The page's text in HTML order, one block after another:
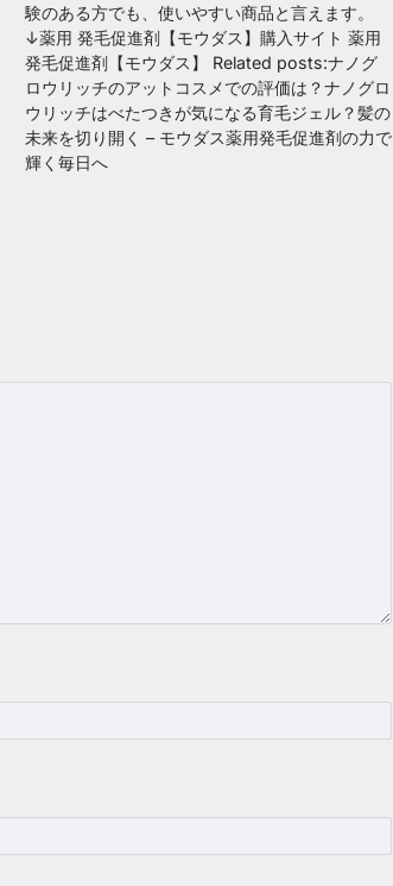
験のある方でも、使いやすい商品と言えます。
↓薬用 発毛促進剤【モウダス】購入サイト 薬用
発毛促進剤【モウダス】 Related posts:ナノグ
ロウリッチのアットコスメでの評価は？ナノグロ
ウリッチはべたつきが気になる育毛ジェル？髪の
未来を切り開く – モウダス薬用発毛促進剤の力で
輝く毎日へ